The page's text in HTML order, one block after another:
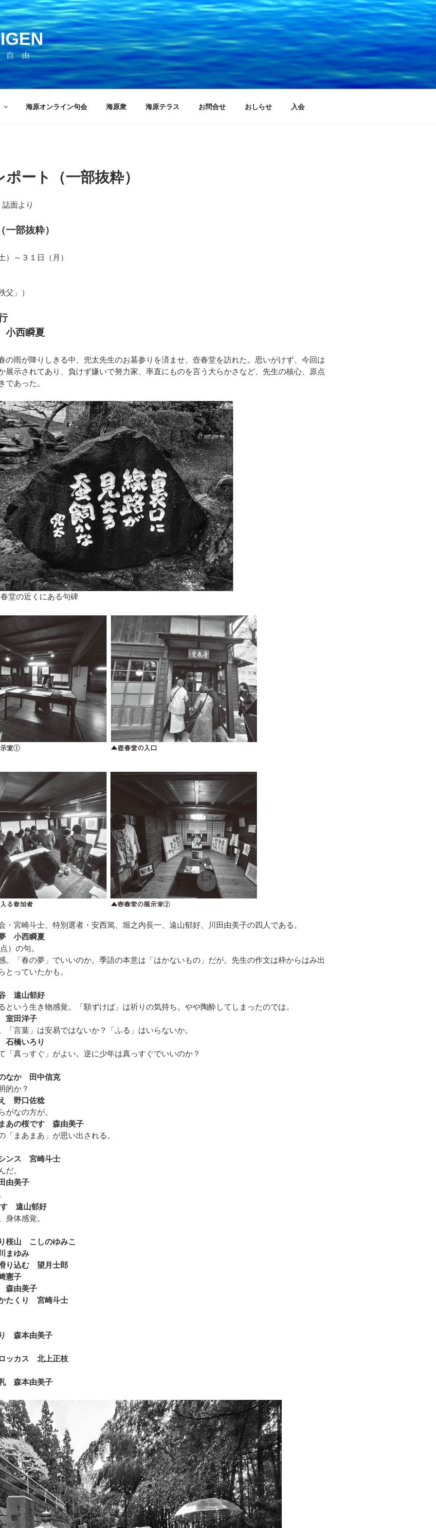
自 由
海原オンライン句会 海原衆 海原テラス お問合せ おしらせ 入会
ート（一部抜粋）
面より
部抜粋）
）～３１日（月）
父」）
小西瞬夏
雨が降りしきる中、兜太先生のお墓参りを済ませ、壺春堂を訪れた。思いがけず、今回は
展示されてあり、負けず嫌いで努力家、率直にものを言う大らかさなど、先生の核心、原点
であった。
堂の近くにある句碑
宮崎斗士、特別選者・安西篤、堀之内長一、遠山郁好、川田由美子の四人である。
小西瞬夏
）の句。
「春の夢」でいいのか。季語の本意は「はかないもの」だが。先生の作文は枠からはみ出
とっていたかも。
遠山郁好
いう生き物感覚。「額ずけば」は祈りの気持ち。やや陶酔してしまったのでは。
田洋子
言葉」は安易ではないか？「ふる」はいらないか。
橋いろり
真っすぐ」がよい。逆に少年は真っすぐでいいのか？
なか 田中信克
的か？
野口佐稔
なの方が。
の桜です 森由美子
まあまあ」が思い出される。
ンス 宮崎斗士
。
美子
す 遠山郁好
体感覚。
山 こしのゆみこ
ゆみ
り込む 望月士郎
憲子
由美子
たくり 宮崎斗士
森本由美子
ッカス 北上正枝
森本由美子